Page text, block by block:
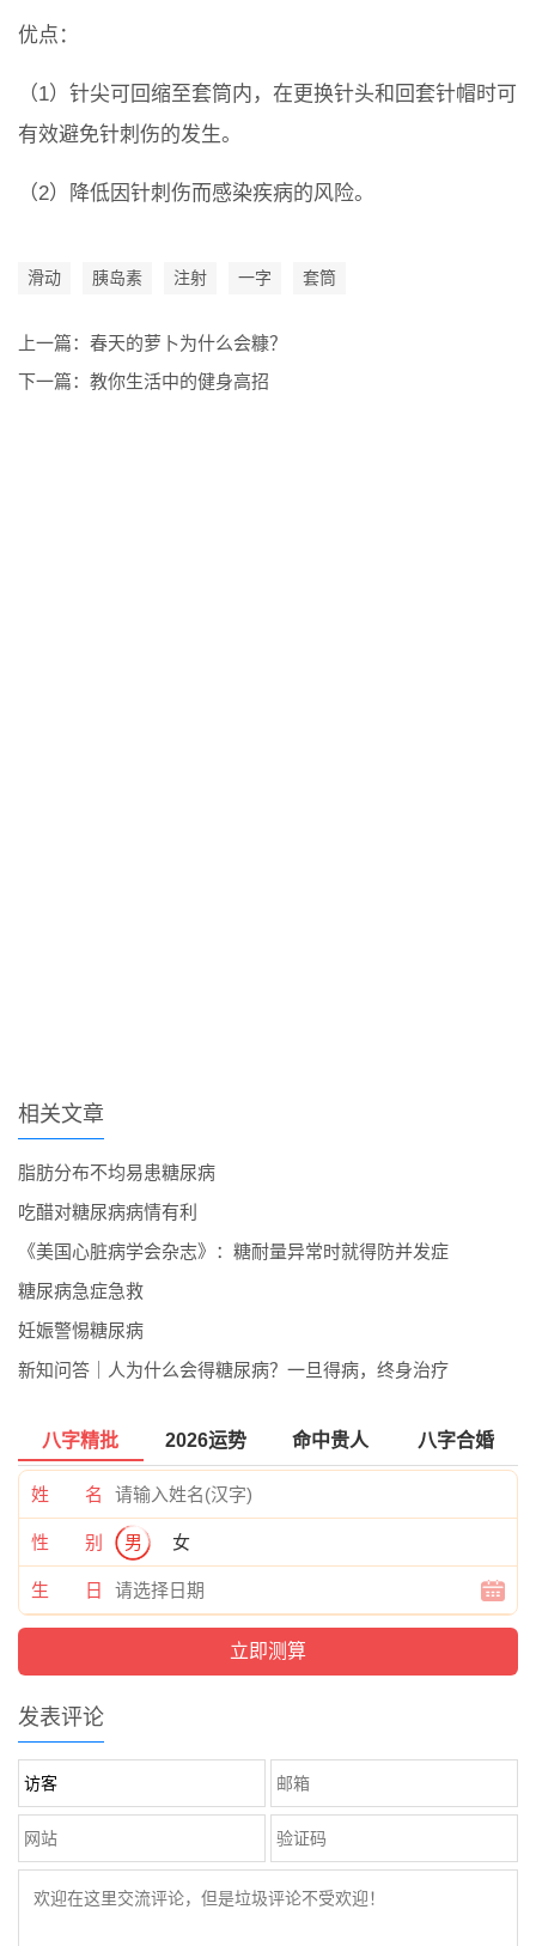
优点：
（1）针尖可回缩至套筒内，在更换针头和回套针帽时可
有效避免针刺伤的发生。
（2）降低因针刺伤而感染疾病的风险。
滑动 胰岛素 注射 一字 套筒
上一篇： 春天的萝卜为什么会糠？
下一篇： 教你生活中的健身高招
相关文章
脂肪分布不均易患糖尿病
吃醋对糖尿病病情有利
《美国心脏病学会杂志》：糖耐量异常时就得防并发症
糖尿病急症急救
妊娠警惕糖尿病
新知问答｜人为什么会得糖尿病？一旦得病，终身治疗
八字精批 2026运势 命中贵人 八字合婚
姓 名
性 别 男 女
生 日
发表评论